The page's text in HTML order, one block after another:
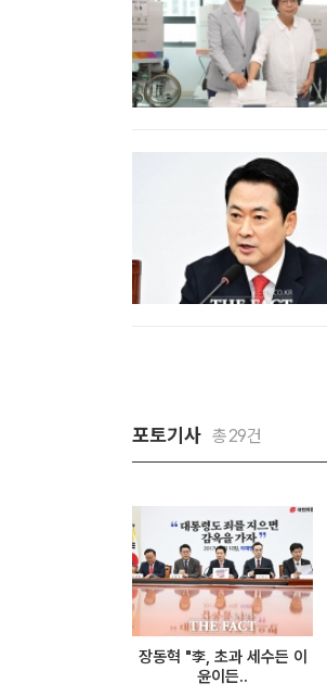
포토기사 총29건
장동혁 "李, 초과 세수든 이
윤이든..